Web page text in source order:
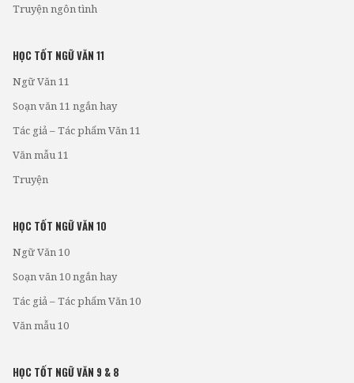
Truyện ngôn tình
HỌC TỐT NGỮ VĂN 11
Ngữ Văn 11
Soạn văn 11 ngắn hay
Tác giả – Tác phẩm Văn 11
Văn mẫu 11
Truyện
HỌC TỐT NGỮ VĂN 10
Ngữ Văn 10
Soạn văn 10 ngắn hay
Tác giả – Tác phẩm Văn 10
Văn mẫu 10
HỌC TỐT NGỮ VĂN 9 & 8